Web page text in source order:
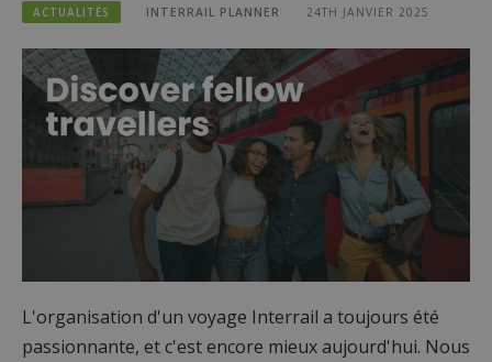
Planifiez un nouveau voyage !
ACTUALITÉS INTERRAIL PLANNER 24TH JANVIER 2025
L'organisation d'un voyage Interrail a toujours été
passionnante, et c'est encore mieux aujourd'hui. Nous